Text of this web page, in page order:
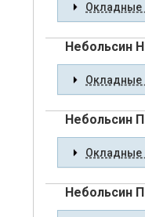
Окладные
Небольсин
Окладные
Небольсин
Окладные
Небольсин